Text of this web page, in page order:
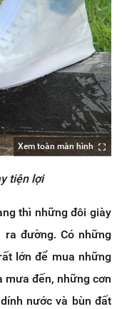
Xem toàn màn hình
tiện lợi
thì những đôi giày
đường. Có những
lớn để mua những
mưa đến, những cơn
nước và bùn đất